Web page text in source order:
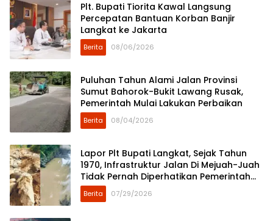
Plt. Bupati Tiorita Kawal Langsung
Percepatan Bantuan Korban Banjir
Langkat ke Jakarta
Berita 08/06/2026
Puluhan Tahun Alami Jalan Provinsi
Sumut Bahorok-Bukit Lawang Rusak,
Pemerintah Mulai Lakukan Perbaikan
Berita 08/04/2026
Lapor Plt Bupati Langkat, Sejak Tahun
1970, Infrastruktur Jalan Di Mejuah-Juah
Tidak Pernah Diperhatikan Pemerintah
Kabupaten Langkat
Berita 07/29/2026